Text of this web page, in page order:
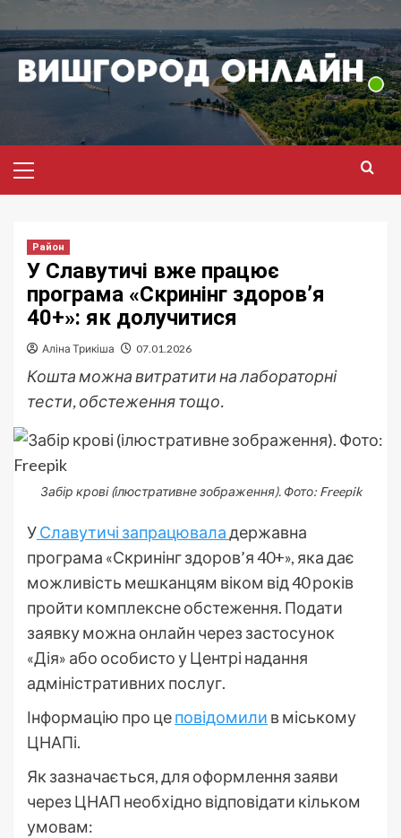
до
вмісту
меню
Район
У Славутичі вже працює
програма «Скринінг здоров’я
40+»: як долучитися
Аліна Трикіша 07.01.2026
Кошта можна витратити на лабораторні
тести, обстеження тощо.
Забір крові (ілюстративне зображення). Фото: Freepik
УСлавутичі запрацюваладержавна
програма «Скринінг здоров’я 40+», яка дає
можливість мешканцям віком від 40 років
пройти комплексне обстеження. Подати
заявку можна онлайн через застосунок
«Дія» або особисто у Центрі надання
адміністративних послуг.
Інформацію про цеповідомили в міському
ЦНАПі.
Як зазначається, для оформлення заяви
через ЦНАП необхідно відповідати кільком
умовам: